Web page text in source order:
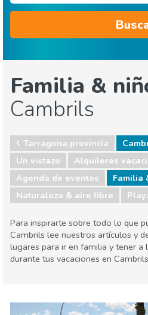
Familia &
Cambrils
Tarragona provincia
Un vistazo
Alquileres
Agenda de eventos
Familia
Naturaleza & aire libre
Para inspirarte sobre todo lo que
Cambrils lee nuestros artículos y
lugares para ir en familia y tener a
durante tus vacaciones en